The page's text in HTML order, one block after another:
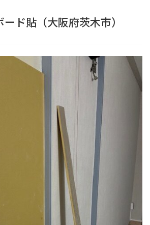
ド貼（大阪府茨木市）